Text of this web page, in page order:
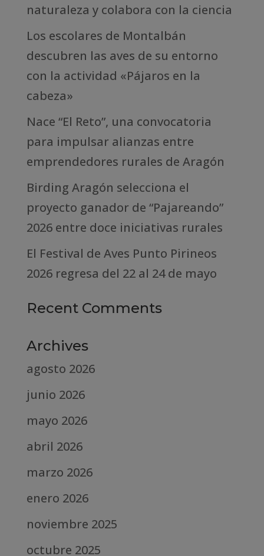
naturaleza y colabora con la ciencia
Los escolares de Montalbán
descubren las aves de su entorno
con la actividad «Pájaros en la
cabeza»
Nace “El Reto”, una convocatoria
para impulsar alianzas entre
emprendedores rurales de Aragón
Birding Aragón selecciona el
proyecto ganador de “Pajareando”
2026 entre doce iniciativas rurales
El Festival de Aves Punto Pirineos
2026 regresa del 22 al 24 de mayo
Recent Comments
Archives
agosto 2026
junio 2026
mayo 2026
abril 2026
marzo 2026
enero 2026
noviembre 2025
octubre 2025